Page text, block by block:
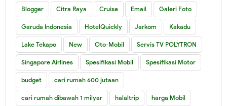
Blogger Citra Raya Cruise Email Galeri Foto
Garuda Indonesia HotelQuickly Jarkom Kakadu
Lake Tekapo New Oto-Mobil Servis TV POLYTRON
Singapore Airlines Spesifikasi Mobil Spesifikasi Motor
budget cari rumah 600 jutaan
cari rumah dibawah 1 milyar halaltrip harga Mobil